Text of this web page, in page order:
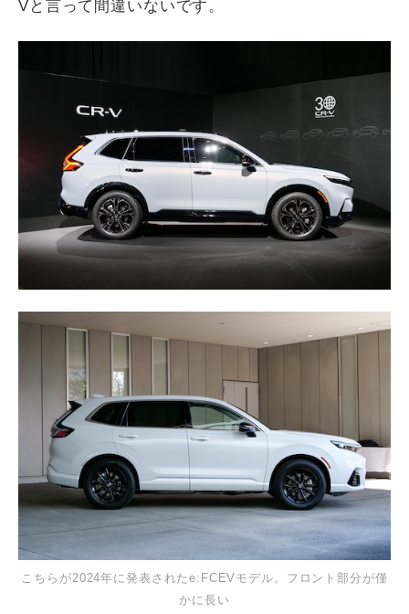
V と言って間違いないです。
こちらが2024年に発表されたe:FCEVモデル。フロント部分が僅
かに長い